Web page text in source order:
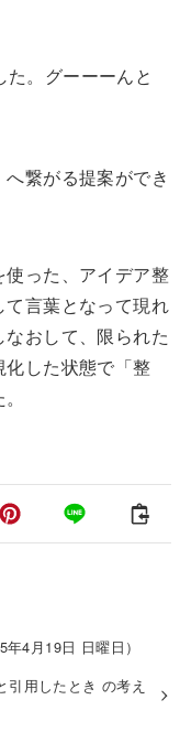
。グーーーんと
繋がる提案ができ
った、アイデア整
言葉となって現れ
おして、限られた
した状態で「整
4月19日 日曜日）
用したとき の考え